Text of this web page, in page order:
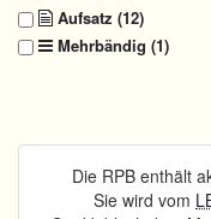
Aufsatz (12)
Mehrbändig (1)
Die RPB enthält
Sie wird vom